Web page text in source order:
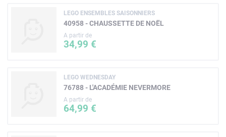
LEGO ENSEMBLES SAISONNIERS
40958 - CHAUSSETTE DE NOËL
A partir de
34,99 €
LEGO WEDNESDAY
76788 - L'ACADÉMIE NEVERMORE
A partir de
64,99 €